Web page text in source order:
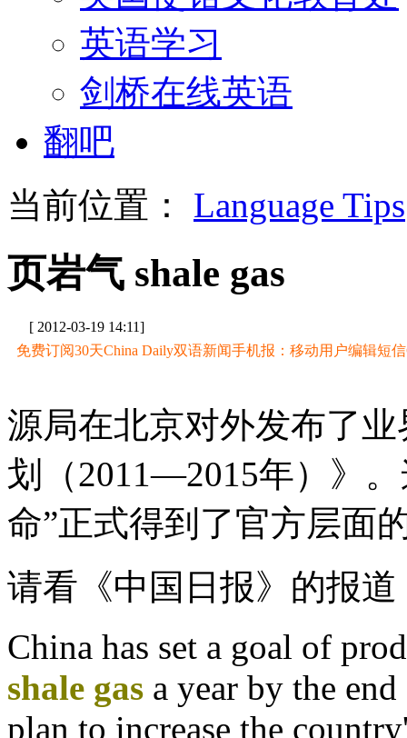
英语学习
剑桥在线英语
翻吧
当前位置： Language Tips
页岩气 shale gas
[ 2012-03-19 14:11]
免费订阅30天China Daily双语新闻手机报：移动用户编辑短信
源局在北京对外发布了
划（2011—2015年）》
命”正式得到了官方层面
请看《中国日报》的报道
China has set a goal of
shale gas a year by the
plan to increase the